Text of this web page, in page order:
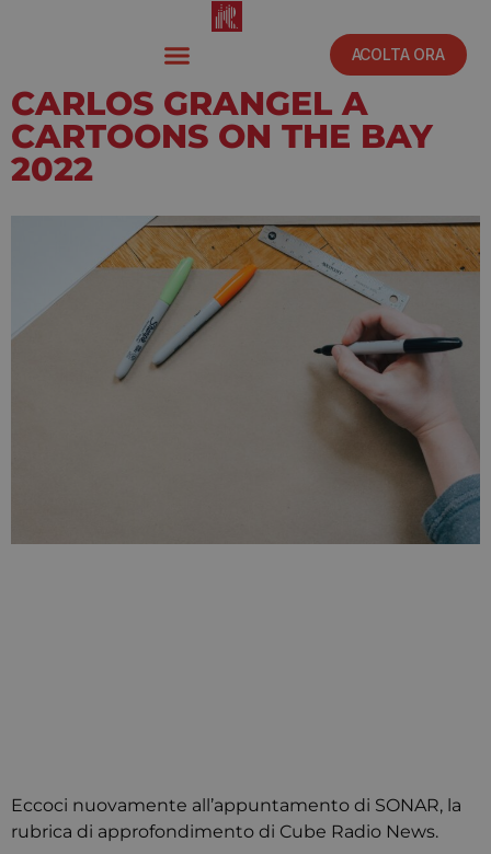
ACOLTA ORA
CARLOS GRANGEL A
CARTOONS ON THE BAY
2022
Eccoci nuovamente all’appuntamento di SONAR, la
rubrica di approfondimento di Cube Radio News.